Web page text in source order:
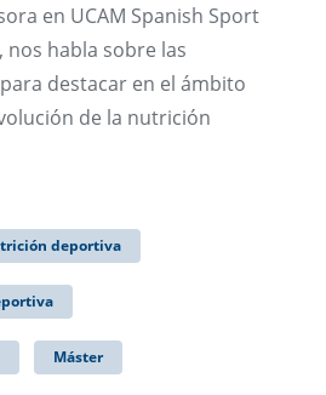
en UCAM Spanish Sport
nos habla sobre las
destacar en el ámbito
de la nutrición
deportiva
Máster